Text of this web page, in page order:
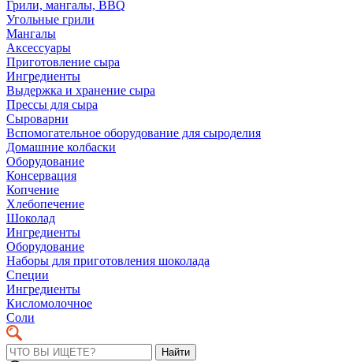
Грили, мангалы, BBQ
Угольные грили
Мангалы
Аксессуары
Приготовление сыра
Ингредиенты
Выдержка и хранение сыра
Прессы для сыра
Сыроварни
Вспомогательное оборудование для сыроделия
Домашние колбаски
Оборудование
Консервация
Копчение
Хлебопечение
Шоколад
Ингредиенты
Оборудование
Наборы для приготовления шоколада
Специи
Ингредиенты
Кисломолочное
Соли
Найти